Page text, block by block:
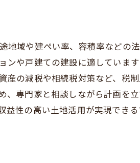
地域や建ぺい率、容積率などの
や戸建ての建設に適しています
産の減税や相続税対策など、税
、専門家と相談しながら計画を立
益性の高い土地活用が実現できる